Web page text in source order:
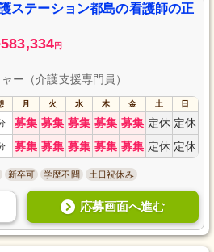
ステーション都島の看護師の正
583,334円
ー（介護支援専門員）
月 火 水 木 金 土 日
募集 募集 募集 募集 募集 定休 定休
募集 募集 募集 募集 募集 定休 定休
新卒可 学歴不問 土日祝休み
応募画面へ進む